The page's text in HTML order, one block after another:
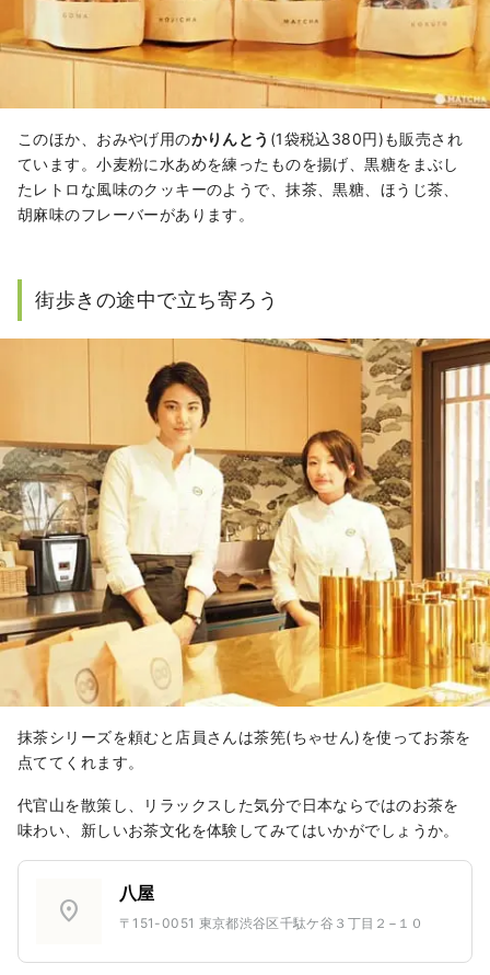
このほか、おみやげ用のかりんとう (1袋税込380円)も販売され
ています。小麦粉に水あめを練ったものを揚げ、黒糖をまぶし
たレトロな風味のクッキーのようで、抹茶、黒糖、ほうじ茶、
胡麻味のフレーバーがあります。
街歩きの途中で立ち寄ろう
抹茶シリーズを頼むと店員さんは茶筅(ちゃせん)を使ってお茶を
点ててくれます。
代官山を散策し、リラックスした気分で日本ならではのお茶を
味わい、新しいお茶文化を体験してみてはいかがでしょうか。
location_on
八屋
〒151-0051 東京都渋谷区千駄ケ谷３丁目２−１０